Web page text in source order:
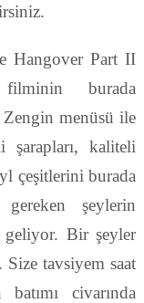
Hangover Part II
burada
Zengin menüsü ile
kaliteli
çeşitlerini burada
şeylerin
geliyor. Bir şeyler
tavsiyem saat
civarında